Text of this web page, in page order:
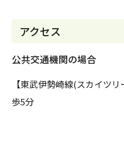
アクセス
公共交通機関の場合
【東武伊勢崎線(スカイツ
歩5分